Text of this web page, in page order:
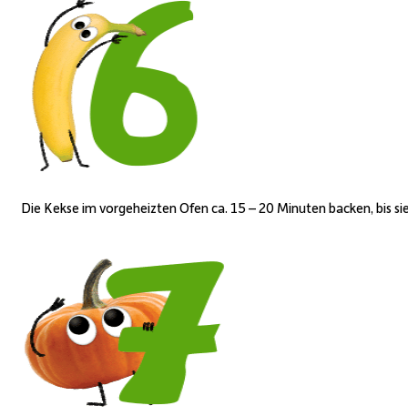
Die Kekse im vorgeheizten Ofen ca. 15– 20 Minuten backen, bis